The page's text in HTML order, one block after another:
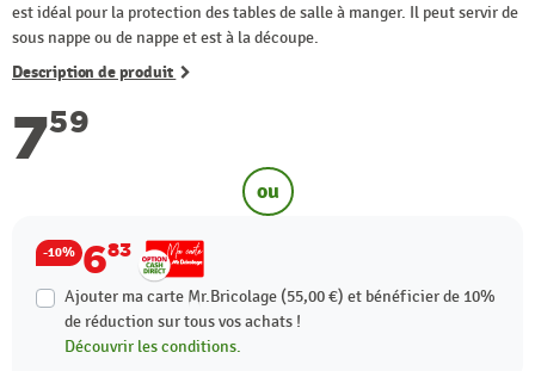
est idéal pour la protection des tables de salle à manger. Il peut servir de
sous nappe ou de nappe et est à la découpe.
Description de produit
759
ou
-10% 683
Ajouter ma carte Mr.Bricolage (55,00 €) et bénéficier de 10%
de réduction sur tous vos achats !
Découvrir les conditions.